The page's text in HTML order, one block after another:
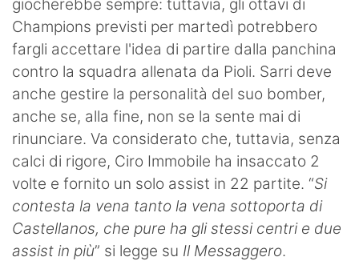
giocherebbe sempre: tuttavia, gli ottavi di
Champions previsti per martedì potrebbero
fargli accettare l'idea di partire dalla panchina
contro la squadra allenata da Pioli. Sarri deve
anche gestire la personalità del suo bomber,
anche se, alla fine, non se la sente mai di
rinunciare. Va considerato che, tuttavia, senza
calci di rigore, Ciro Immobile ha insaccato 2
volte e fornito un solo assist in 22 partite. “Si
contesta la vena tanto la vena sottoporta di
Castellanos, che pure ha gli stessi centri e due
assist in più” si legge su Il Messaggero.